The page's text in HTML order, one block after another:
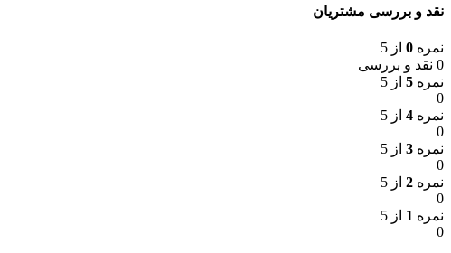
نقد و بررسی مشتریان
نمره 0 از 5
0 نقد و بررسی
نمره 5 از 5
0
نمره 4 از 5
0
نمره 3 از 5
0
نمره 2 از 5
0
نمره 1 از 5
0